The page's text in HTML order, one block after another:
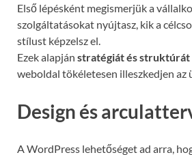
Első lépésként megismerjük a
szolgáltatásokat nyújtasz, kik a
stílust képzelsz el.
Ezek alapján stratégiát és struktúrát
weboldal tökéletesen illeszkedjen az
Design és
A WordPress lehetőséget ad arra,